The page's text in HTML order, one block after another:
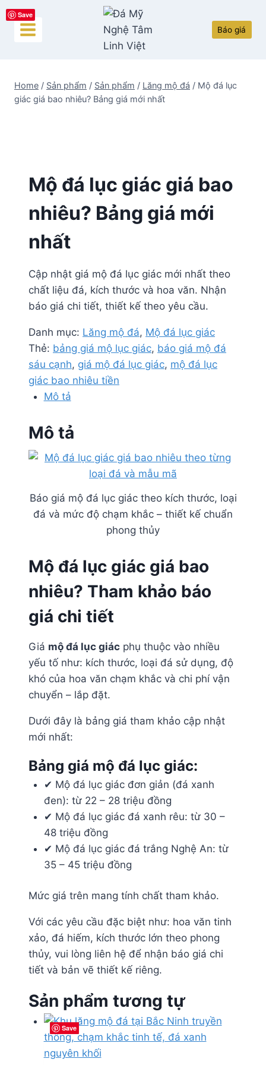
Skip
to
content
Báo giá
Home / Sản phẩm / Sản phẩm / Lăng mộ đá / Mộ đá lục
giác giá bao nhiêu? Bảng giá mới nhất
Save
Mộ đá lục giác giá bao
nhiêu? Bảng giá mới
nhất
Cập nhật giá mộ đá lục giác mới nhất theo
chất liệu đá, kích thước và hoa văn. Nhận
báo giá chi tiết, thiết kế theo yêu cầu.
Danh mục: Lăng mộ đá, Mộ đá lục giác
Thẻ: bảng giá mộ lục giác, báo giá mộ đá
sáu cạnh, giá mộ đá lục giác, mộ đá lục
giác bao nhiêu tiền
Mô tả
Mô tả
Báo giá mộ đá lục giác theo kích thước, loại
đá và mức độ chạm khắc – thiết kế chuẩn
phong thủy
Mộ đá lục giác giá bao
nhiêu? Tham khảo báo
giá chi tiết
Giá mộ đá lục giác phụ thuộc vào nhiều
yếu tố như: kích thước, loại đá sử dụng, độ
khó của hoa văn chạm khắc và chi phí vận
chuyển – lắp đặt.
Dưới đây là bảng giá tham khảo cập nhật
mới nhất:
Bảng giá mộ đá lục giác:
✔ Mộ đá lục giác đơn giản (đá xanh
đen): từ 22 – 28 triệu đồng
✔ Mộ đá lục giác đá xanh rêu: từ 30 –
48 triệu đồng
✔ Mộ đá lục giác đá trắng Nghệ An: từ
35 – 45 triệu đồng
Mức giá trên mang tính chất tham khảo.
Với các yêu cầu đặc biệt như: hoa văn tinh
xảo, đá hiếm, kích thước lớn theo phong
thủy, vui lòng liên hệ để nhận báo giá chi
tiết và bản vẽ thiết kế riêng.
Sản phẩm tương tự
Save
Save
Save
Save